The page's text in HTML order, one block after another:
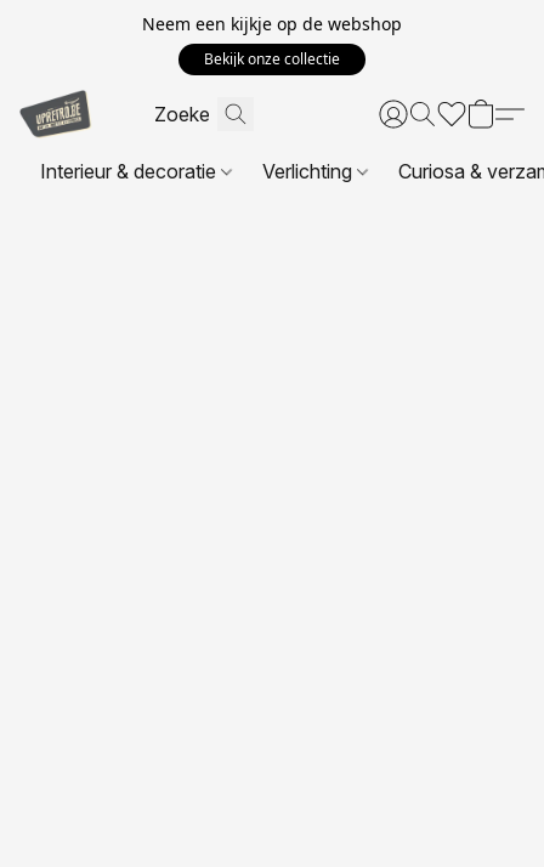
Neem een kijkje op de webshop
Bekijk onze collectie
Interieur & decoratie Verlichting Curiosa &